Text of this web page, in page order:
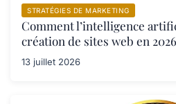
STRATÉGIES DE MARKETING
Comment l’intelligence
création de sites web en 2026
13 juillet 2026